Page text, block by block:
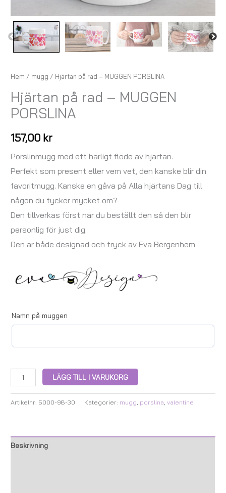
Hem / mugg / Hjärtan på rad – MUGGEN PORSLINA
Hjärtan på rad – MUGGEN
PORSLINA
157,00 kr
Porslinmugg med ett härligt flöde av hjärtan.
Perfekt som present eller vem vet, den kanske blir din
favoritmugg. Kanske en gåva på Alla hjärtans Dag till
någon du tycker mycket om?
Den tillverkas först när du beställt den så den blir
personlig för just dig.
Den är både designad och tryck av Eva Bergenhem
Namn på muggen
LÄGG TILL I VARUKORG
Artikelnr: 5000-98-30 Kategorier: mugg porslina ,valentine
Beskrivning